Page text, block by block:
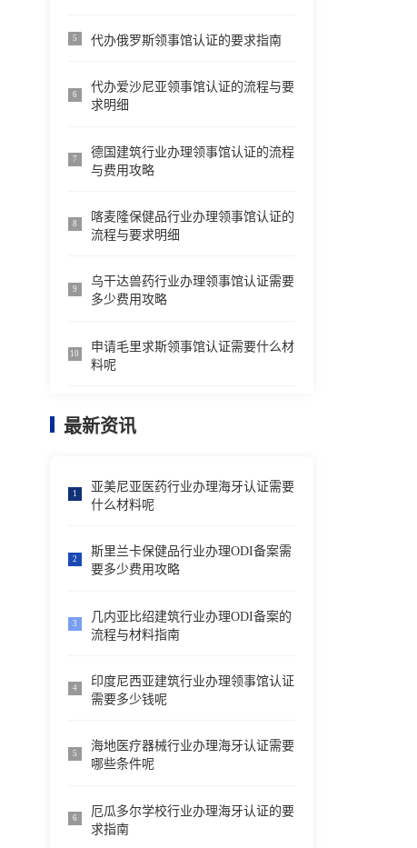
5 代办俄罗斯领事馆认证的要求指南
6
代办爱沙尼亚领事馆认证的流程与要
求明细
7
德国建筑行业办理领事馆认证的流程
与费用攻略
8
喀麦隆保健品行业办理领事馆认证的
流程与要求明细
9
乌干达兽药行业办理领事馆认证需要
多少费用攻略
10
申请毛里求斯领事馆认证需要什么材
料呢
最新资讯
1
亚美尼亚医药行业办理海牙认证需要
什么材料呢
2
斯里兰卡保健品行业办理ODI备案需
要多少费用攻略
3
几内亚比绍建筑行业办理ODI备案的
流程与材料指南
4
印度尼西亚建筑行业办理领事馆认证
需要多少钱呢
5
海地医疗器械行业办理海牙认证需要
哪些条件呢
6
厄瓜多尔学校行业办理海牙认证的要
求指南